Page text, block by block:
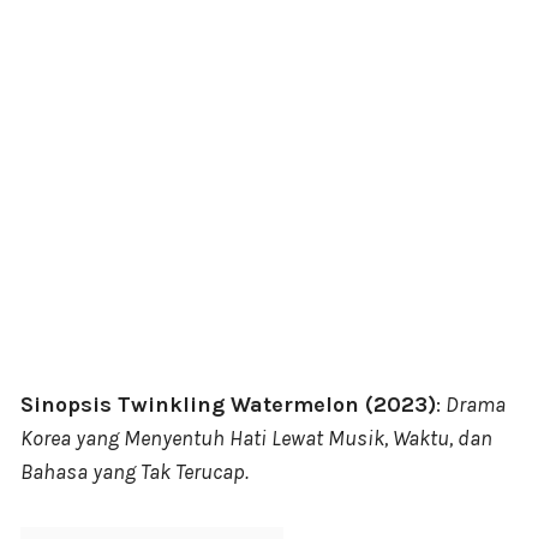
Sinopsis Twinkling Watermelon (2023): Drama
Korea yang Menyentuh Hati Lewat Musik, Waktu, dan
Bahasa yang Tak Terucap.